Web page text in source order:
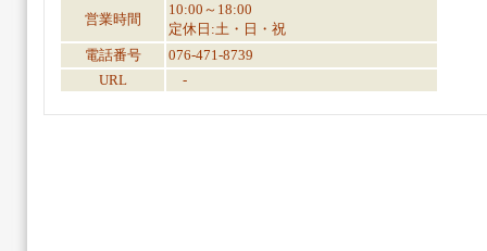
営業時間
10:00～18:00
定休日:土・日・祝
電話番号
076-471-8739
URL
-